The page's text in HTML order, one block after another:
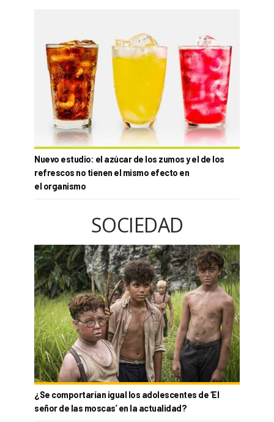
Nuevo estudio: el azúcar de los zumos y el de los
refrescos no tienen el mismo efecto en
el organismo
SOCIEDAD
¿Se comportarían igual los adolescentes de ‘El
señor de las moscas’ en la actualidad?